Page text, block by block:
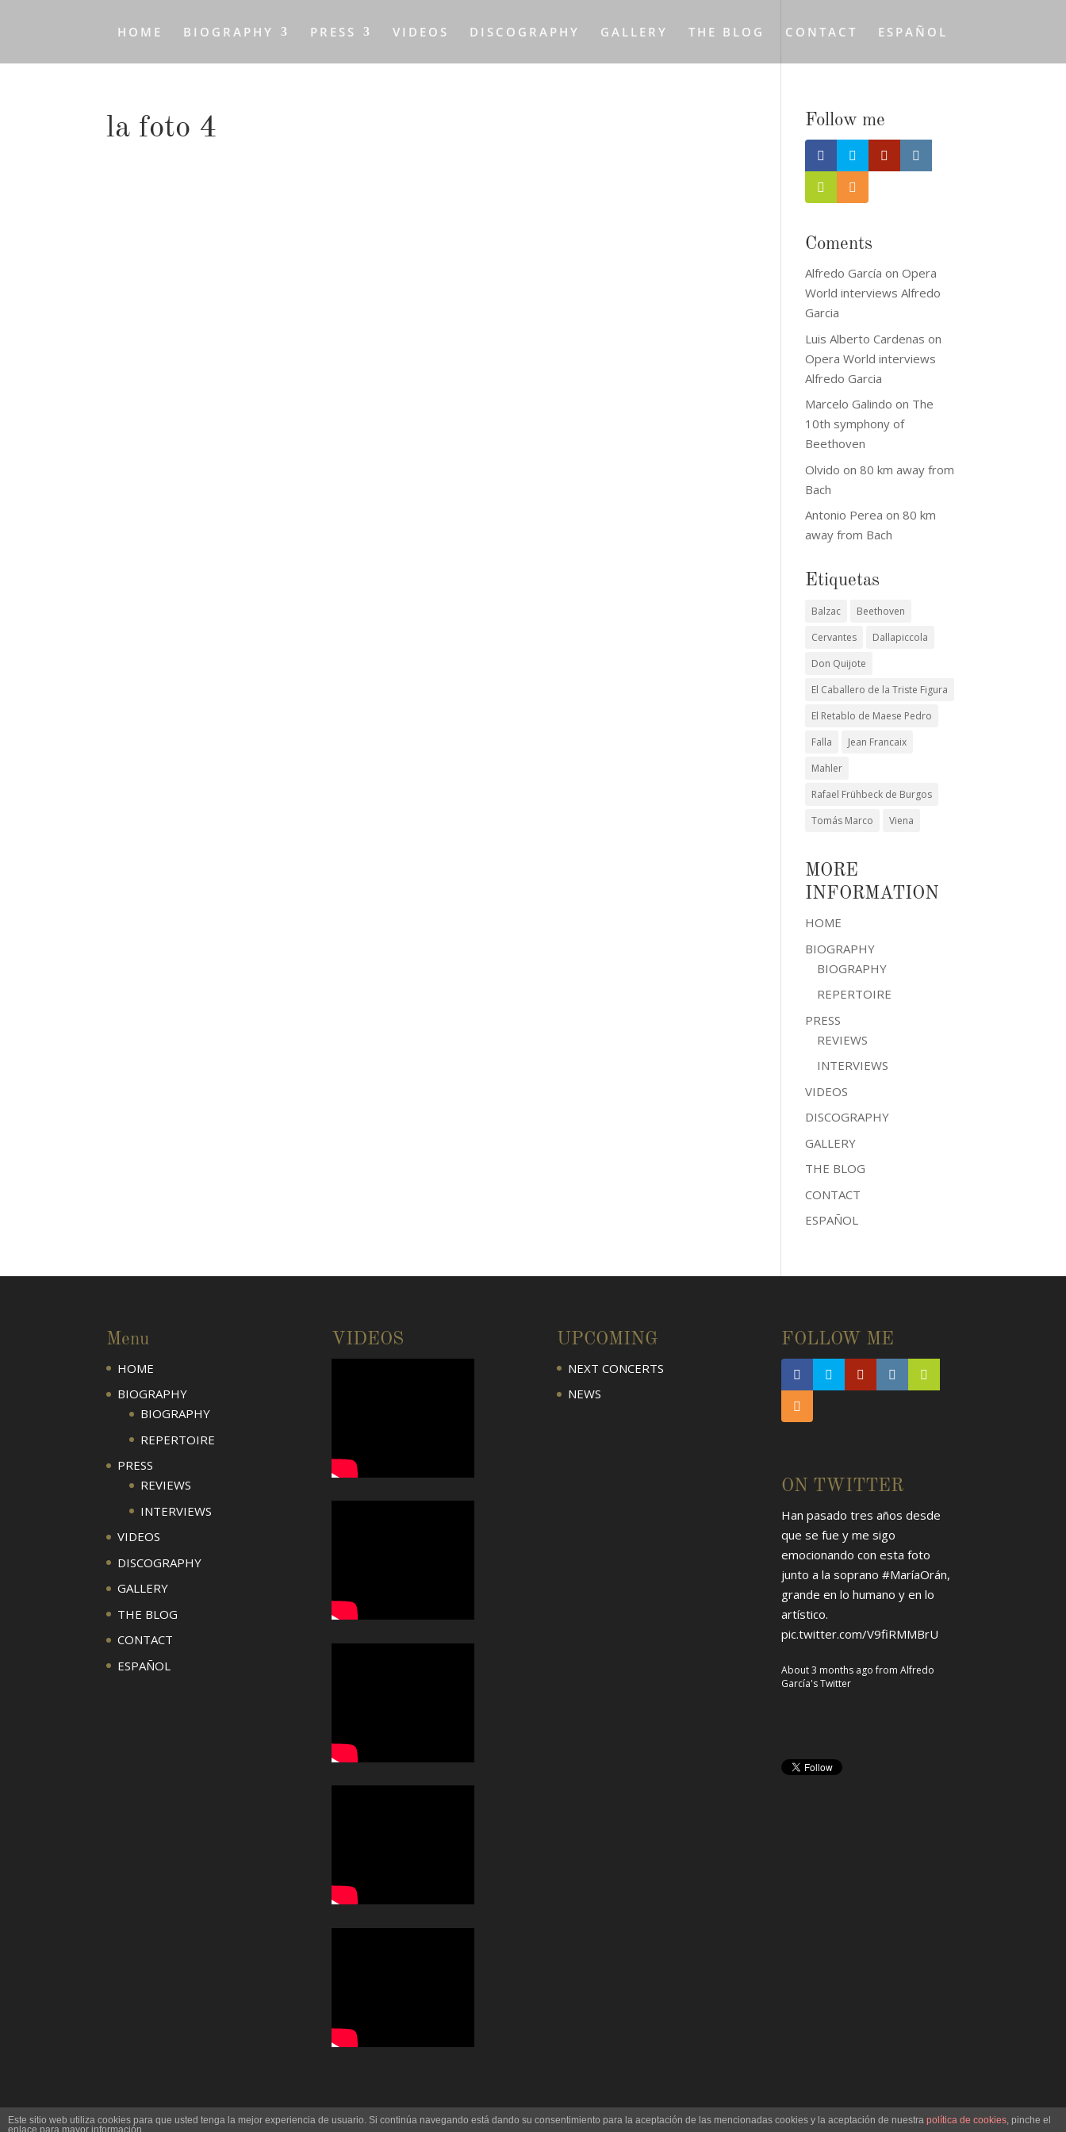
HOME BIOGRAPHY PRESS VIDEOS DISCOGRAPHY GALLERY THE BLOG CONTACT ESPAÑOL
la foto 4 Follow me
Coments
Alfredo García onOpera
World interviews Alfredo
Garcia
Luis Alberto Cardenas on
Opera World interviews
Alfredo Garcia
Marcelo Galindo on The
10th symphony of
Beethoven
Olvido on80 km away from
Bach
Antonio Perea on80 km
away from Bach
Etiquetas
Balzac
Beethoven
Cervantes
Dallapiccola
Don Quijote
El Caballero de la Triste Figura
El Retablo de Maese Pedro
Falla
Jean Francaix
Mahler
Rafael Frühbeck de Burgos
Tomás Marco
Viena
MORE
INFORMATION
HOME
BIOGRAPHY
BIOGRAPHY
REPERTOIRE
PRESS
REVIEWS
INTERVIEWS
VIDEOS
DISCOGRAPHY
GALLERY
THE BLOG
CONTACT
ESPAÑOL
Menu
HOME
BIOGRAPHY
BIOGRAPHY
REPERTOIRE
PRESS
REVIEWS
INTERVIEWS
VIDEOS
DISCOGRAPHY
GALLERY
THE BLOG
CONTACT
ESPAÑOL
VIDEOS UPCOMING
NEXT CONCERTS
NEWS
FOLLOW ME
ON TWITTER
Han pasado tres años desde
que se fue y me sigo
emocionando con esta foto
junto a la soprano#MaríaOrán,
grande en lo humano y en lo
artístico.
pic.twitter.com/V9fiRMMBrU
About 3 months agofromAlfredo
García's Twitter
Este sitio web utiliza cookies para que usted tenga la mejor experiencia de usuario. Si continúa navegando está dando su consentimiento para la aceptación de las mencionadas cookies y la aceptación de nuestra política de cookies, pinche el
enlace para mayor información.